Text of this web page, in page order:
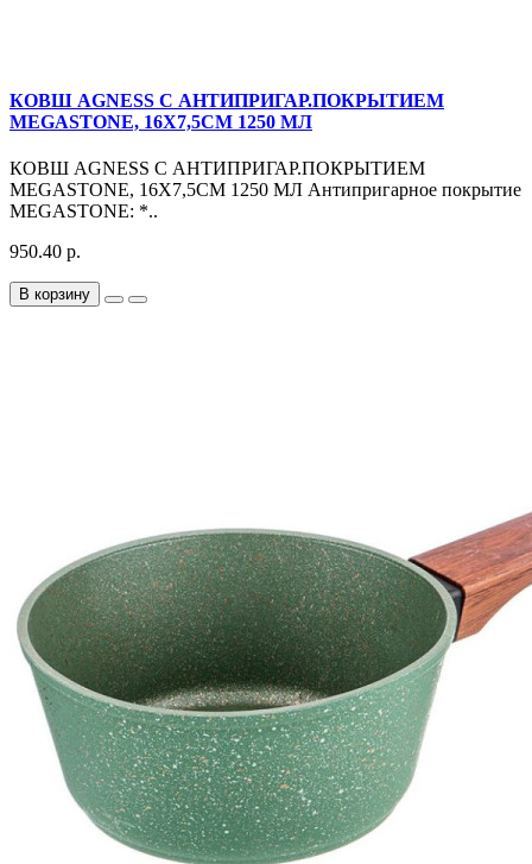
КОВШ AGNESS С АНТИПРИГАР.ПОКРЫТИЕМ
MEGASTONE, 16Х7,5СМ 1250 МЛ
КОВШ AGNESS С АНТИПРИГАР.ПОКРЫТИЕМ
MEGASTONE, 16Х7,5СМ 1250 МЛ Антипригарное покрытие
MEGASTONE: *..
950.40 р.
В корзину